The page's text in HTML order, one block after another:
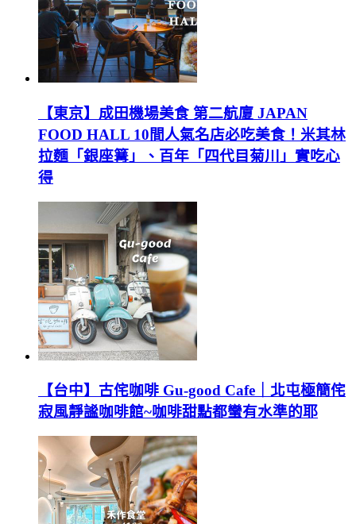
【東京】成田機場美食 第二航廈 JAPAN
FOOD HALL 10間人氣名店必吃美食！米其林
拉麵「銀座篝」、百年「四代目菊川」實吃心
得
【台中】古侘咖啡 Gu-good Cafe｜北屯極簡侘
寂風靜謐咖啡館~咖啡甜點都蠻有水準的耶